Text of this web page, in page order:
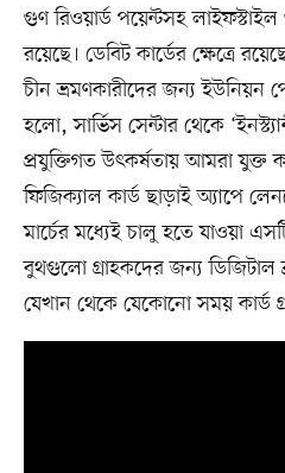
গুণ রিওয়ার্ড পয়েন্টসহ
রয়েছে। ডেবিট কার্ডের ক্ষেত্রে
চীন ভ্রমণকারীদের জন্য ইউনিয়ন
হলো, সার্ভিস সেন্টার থেকে
প্রযুক্তিগত উৎকর্ষতায় আমরা যুক্ত
ফিজিক্যাল কার্ড ছাড়াই অ্যাপে
মার্চের মধ্যেই চালু হতে যাওয়া
বুথগুলো গ্রাহকদের জন্য ডিজিটাল
যেখান থেকে যেকোনো সময় কার্ড